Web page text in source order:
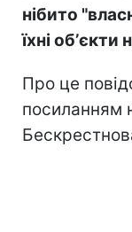
нібито
їхні
Про це
посиланням